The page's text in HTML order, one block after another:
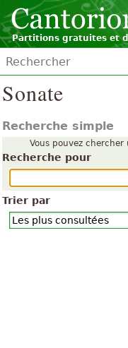
Partitions gratuites et
Sonate
Recherche simple
Vous pouvez
Recherche pour
Trier par